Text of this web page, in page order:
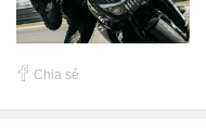
Chia sẻ